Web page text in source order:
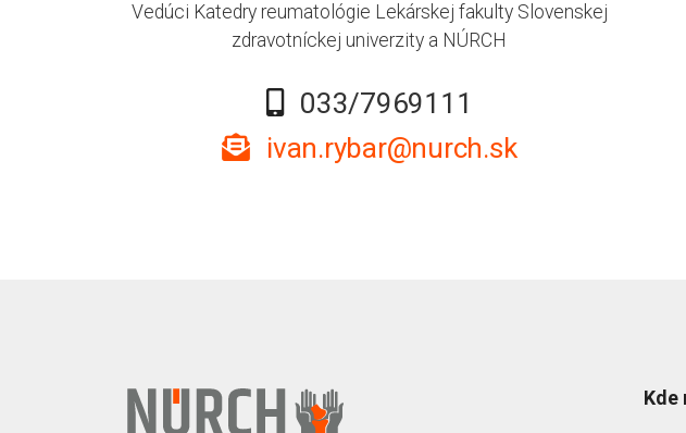
Vedúci Katedry reumatológie Lekárskej fakulty Slovenskej
zdravotníckej univerzity a NÚRCH
033/7969111
ivan.rybar@nurch.sk
Kde